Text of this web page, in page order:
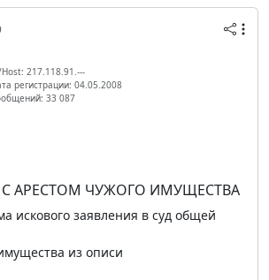
217.118.91.---
регистрации: 04.05.2008
33 087
С АРЕСТОМ ЧУЖОГО ИМУЩЕСТВА
искового заявления в суд общей
из описи